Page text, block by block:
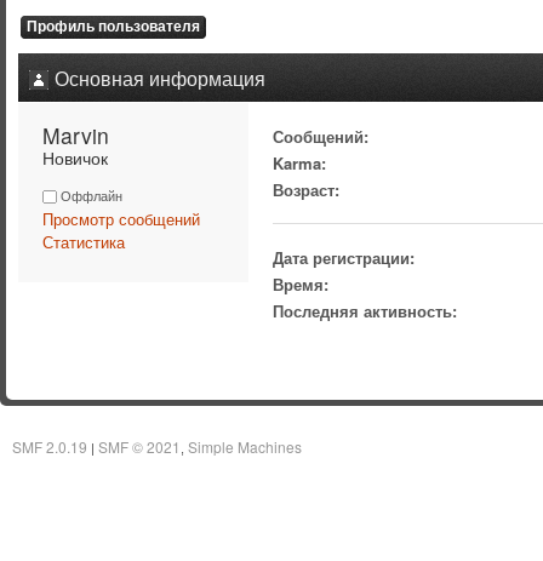
Профиль пользователя
Основная информация
Marvin
Новичок
Оффлайн
Просмотр сообщений
Статистика
Сообщений:
Karma:
Возраст:
Дата регистрации:
Время:
Последняя активность:
SMF 2.0.19 | SMF © 2021 Simple Machines